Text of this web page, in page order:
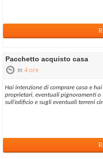
Pacchetto acquisto casa
in 4 ore
Hai intenzione di comprare casa e
proprietari, eventuali pignoramenti o
sull’edificio e sugli eventuali terreni